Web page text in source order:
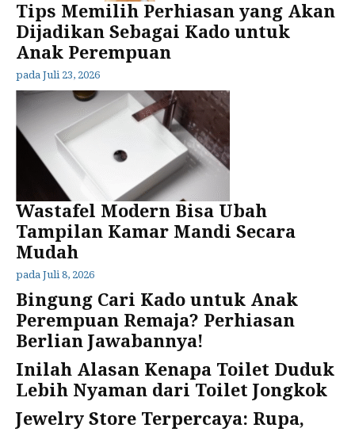
Tips Memilih Perhiasan yang Akan
Dijadikan Sebagai Kado untuk
Anak Perempuan
pada Juli 23, 2026
Wastafel Modern Bisa Ubah
Tampilan Kamar Mandi Secara
Mudah
pada Juli 8, 2026
Bingung Cari Kado untuk Anak
Perempuan Remaja? Perhiasan
Berlian Jawabannya!
Inilah Alasan Kenapa Toilet Duduk
Lebih Nyaman dari Toilet Jongkok
Jewelry Store Terpercaya: Rupa,